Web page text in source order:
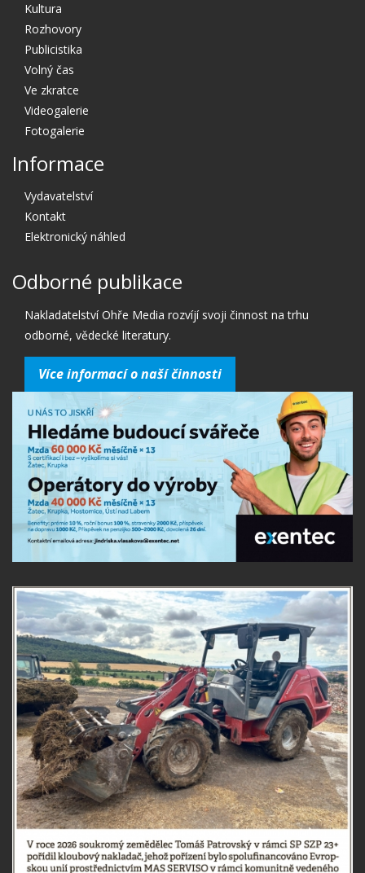
Kultura
Rozhovory
Publicistika
Volný čas
Ve zkratce
Videogalerie
Fotogalerie
Informace
Vydavatelství
Kontakt
Elektronický náhled
Odborné publikace
Nakladatelství Ohře Media rozvíjí svoji činnost na trhu
odborné, vědecké literatury.
Více informací o naší činnosti